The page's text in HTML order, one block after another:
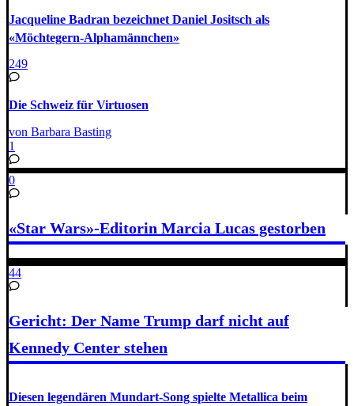
Jacqueline Badran bezeichnet Daniel Jositsch als
«Möchtegern-Alphamännchen»
249
Die Schweiz für Virtuosen
von Barbara Basting
1
0
«Star Wars»-Editorin Marcia Lucas gestorben
44
Gericht: Der Name Trump darf nicht auf
Kennedy Center stehen
Diesen legendären Mundart-Song spielte Metallica beim